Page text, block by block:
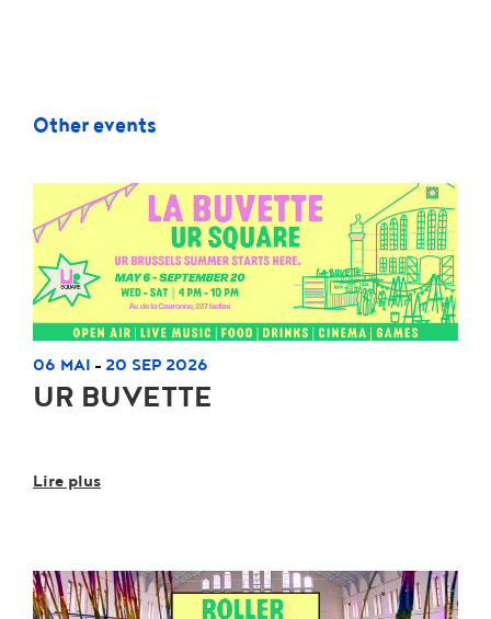
Other events
06 MAI - 20 SEP 2026
UR BUVETTE
Lire plus